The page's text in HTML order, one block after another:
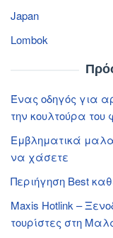
Japan
Lombok
Ένας οδηγός για
την κουλτούρα του
Εμβληματικά
να χάσετε
Περιήγηση Best
Maxis Hotlink –
τουρίστες στη